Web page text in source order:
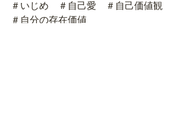
＃いじめ　＃自己愛　＃自己価値観
＃自分の存在価値